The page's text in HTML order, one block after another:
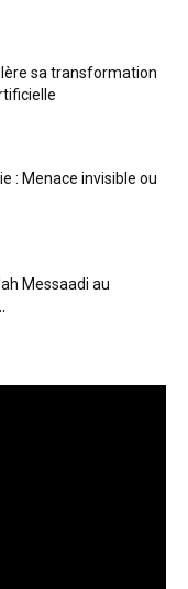
sa transformation
: Menace invisible ou
Messaadi au